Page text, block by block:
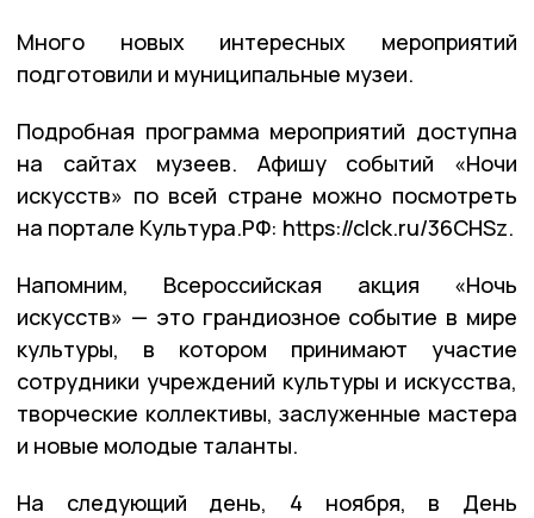
Много новых интересных мероприятий
подготовили и муниципальные музеи.
Подробная программа мероприятий доступна
на сайтах музеев. Афишу событий «Ночи
искусств» по всей стране можно посмотреть
на портале Культура.РФ: https://clck.ru/36CHSz.
Напомним, Всероссийская акция «Ночь
искусств» — это грандиозное событие в мире
культуры, в котором принимают участие
сотрудники учреждений культуры и искусства,
творческие коллективы, заслуженные мастера
и новые молодые таланты.
На следующий день, 4 ноября, в День